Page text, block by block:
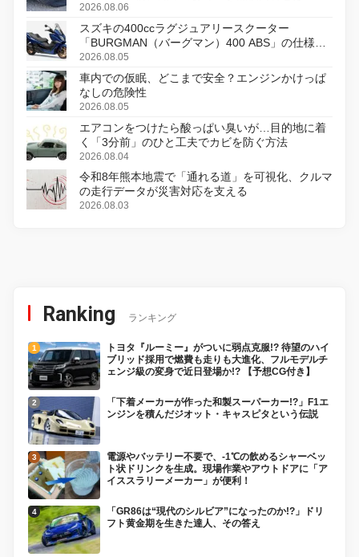
2026.08.06
スズキの400ccラグジュアリースクーター
「BURGMAN（バーグマン）400 ABS」の仕様を
変更し、8月18日に発売
2026.08.05
車内での仮眠、どこまで安全？エンジンかけっぱ
なしの危険性
2026.08.05
エアコンをつけたら酸っぱい臭いが…目的地に着
く「3分前」のひと工夫でカビを防ぐ方法
2026.08.04
令和8年熊本地震で「通れる道」を可視化、クルマ
の走行データが災害対応を支える
2026.08.03
Ranking ランキング
トヨタ『ルーミー』がついに弱点克服!? 待望のハイ
ブリッド採用で燃費も走りも大進化、フルモデルチ
ェンジ級の変身で近日登場か!? 【予想CG付き】
「下着メーカーが作った和製スーパーカー!?」F1エ
ンジンを積んだジオット・キャスピタという伝説
電源やバッテリー不要で、-1℃の飲めるシャーベッ
ト状ドリンクを生成。現場作業やアウトドアに「ア
イススラリーメーカー」が便利！
「GR86は“現代のシルビア”になったのか!?」ドリ
フト黄金期を生きた達人、その答え